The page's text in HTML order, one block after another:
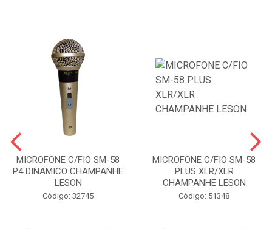
MICROFONE C/FIO SM-58
P4 DINAMICO CHAMPANHE
LESON
Código: 32745
MICROFONE C/FIO SM-58
PLUS XLR/XLR
CHAMPANHE LESON
Código: 51348